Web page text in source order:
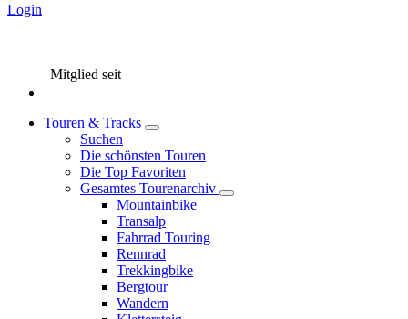
Login
Mitglied seit
Touren & Tracks
Suchen
Die schönsten Touren
Die Top Favoriten
Gesamtes Tourenarchiv
Mountainbike
Transalp
Fahrrad Touring
Rennrad
Trekkingbike
Bergtour
Wandern